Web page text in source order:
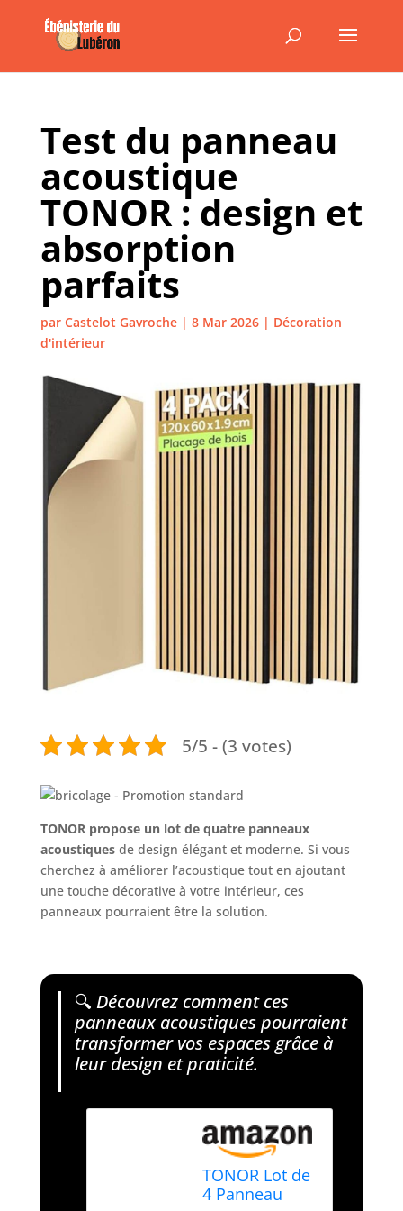
Test du panneau
acoustique
TONOR : design et
absorption
parfaits
par Castelot Gavroche| 8 Mar 2026| Décoration
d'intérieur
5/5 - (3 votes)
TONOR propose un lot de quatre panneaux
acoustiquesde design élégant et moderne. Si vous
cherchez à améliorer l’acoustique tout en ajoutant
une touche décorative à votre intérieur, ces
panneaux pourraient être la solution.
🔍 Découvrez comment ces
panneaux acoustiques pourraient
transformer vos espaces grâce à
leur design et praticité.
TONOR Lot de
4 Panneau